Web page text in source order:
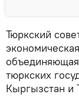
Тюркский
тюркских
Кыргызстан и